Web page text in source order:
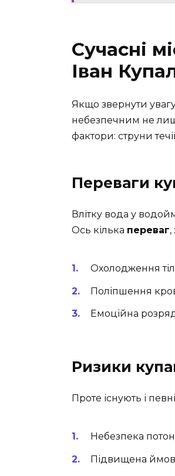
Сучасні
Іван
Якщо звернути
небезпечним не
фактори: струни
Переваги
Влітку вода у
Ось кілька переваг,
Охолодження
Поліпшення
Емоційна
Ризики
Проте існують і певні
Небезпека
Підвищена